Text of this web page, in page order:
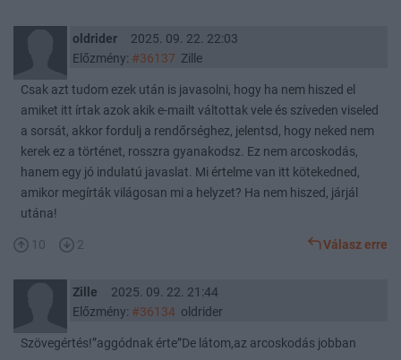
oldrider
2025. 09. 22. 22:03
Előzmény: #36137 Zille
Csak azt tudom ezek után is javasolni, hogy ha nem hiszed el
amiket itt írtak azok akik e-mailt váltottak vele és szíveden viseled
a sorsát, akkor fordulj a rendőrséghez, jelentsd, hogy neked nem
kerek ez a történet, rosszra gyanakodsz. Ez nem arcoskodás,
hanem egy jó indulatú javaslat. Mi értelme van itt kötekedned,
amikor megírták világosan mi a helyzet? Ha nem hiszed, járjál
utána!
10 2 Válasz erre
Zille
2025. 09. 22. 21:44
Előzmény: #36134oldrider
Szövegértés!”aggódnak érte”De látom,az arcoskodás jobban